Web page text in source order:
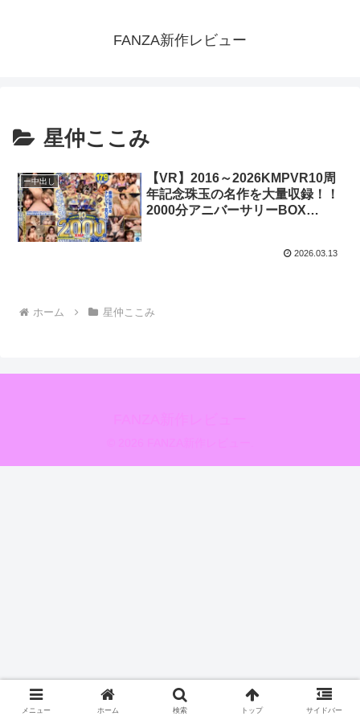
FANZA新作レビュー
星仲ここみ
ー中出し
【VR】2016～2026KMPVR10周
年記念珠玉の名作を大量収録！！
2000分アニバーサリーBOX
2026.03.13
ホーム 星仲ここみ
メニュー ホーム 検索 トップ サイドバー